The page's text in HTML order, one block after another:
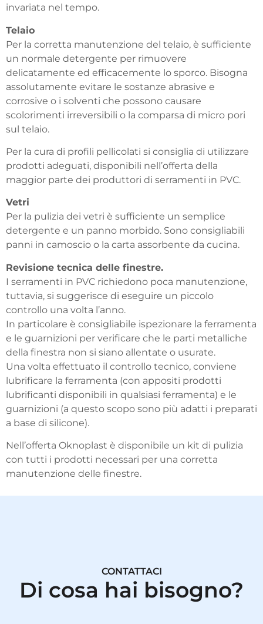
invariata nel tempo.
Telaio
Per la corretta manutenzione del telaio, è sufficiente
un normale detergente per rimuovere
delicatamente ed efficacemente lo sporco. Bisogna
assolutamente evitare le sostanze abrasive e
corrosive o i solventi che possono causare
scolorimenti irreversibili o la comparsa di micro pori
sul telaio.
Per la cura di profili pellicolati si consiglia di utilizzare
prodotti adeguati, disponibili nell’offerta della
maggior parte dei produttori di serramenti in PVC.
Vetri
Per la pulizia dei vetri è sufficiente un semplice
detergente e un panno morbido. Sono consigliabili
panni in camoscio o la carta assorbente da cucina.
Revisione tecnica delle finestre.
I serramenti in PVC richiedono poca manutenzione,
tuttavia, si suggerisce di eseguire un piccolo
controllo una volta l’anno.
In particolare è consigliabile ispezionare la ferramenta
e le guarnizioni per verificare che le parti metalliche
della finestra non si siano allentate o usurate.
Una volta effettuato il controllo tecnico, conviene
lubrificare la ferramenta (con appositi prodotti
lubrificanti disponibili in qualsiasi ferramenta) e le
guarnizioni (a questo scopo sono più adatti i preparati
a base di silicone).
Nell’offerta Oknoplast è disponibile un kit di pulizia
con tutti i prodotti necessari per una corretta
manutenzione delle finestre.
CONTATTACI
Di cosa hai bisogno?